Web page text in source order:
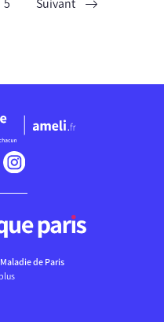
5 Suivant
de Paris